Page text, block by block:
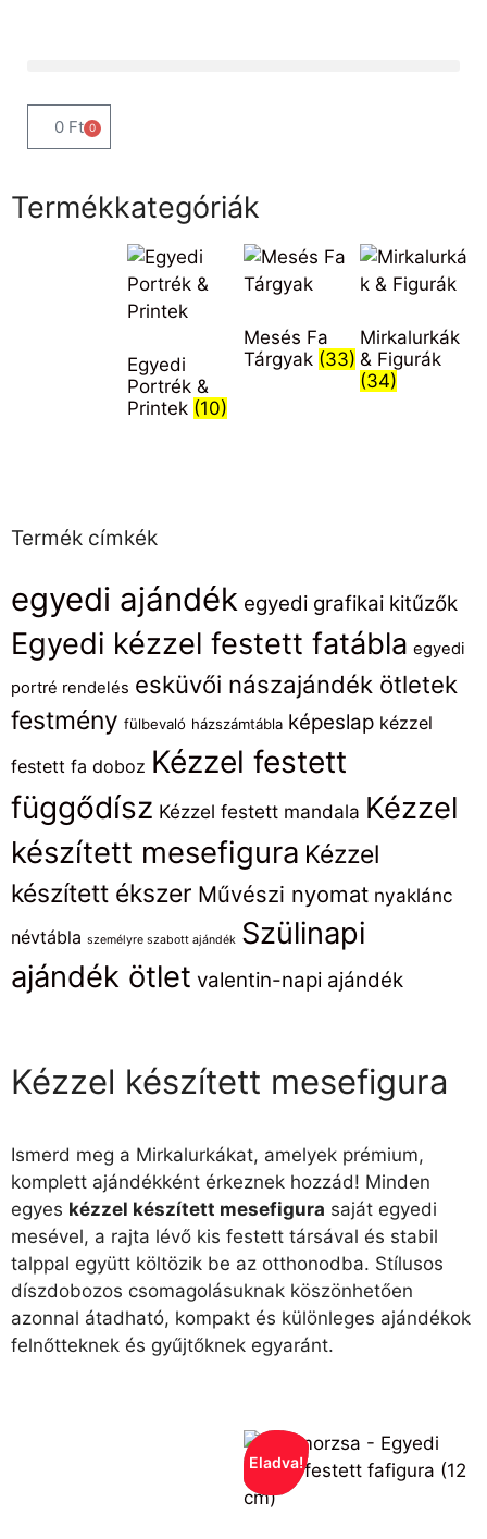
0 Ft 0
Termékkategóriák
Egyedi
Portrék &
Printek (10)
Mesés Fa
Tárgyak (33)
Mirkalurkák
& Figurák
(34)
Termék címkék
egyedi ajándék egyedi grafikai kitűzők
Egyedi kézzel festett fatábla egyedi
portré rendelés esküvői nászajándék ötletek
festmény fülbevaló házszámtábla képeslap kézzel
festett fa doboz Kézzel festett
függődísz Kézzel festett mandala Kézzel
készített mesefigura Kézzel
készített ékszer Művészi nyomat nyaklánc
névtábla személyre szabott ajándék Szülinapi
ajándék ötlet valentin-napi ajándék
Kézzel készített mesefigura
Ismerd meg a Mirkalurkákat, amelyek prémium,
komplett ajándékként érkeznek hozzád! Minden
egyes kézzel készített mesefigura saját egyedi
mesével, a rajta lévő kis festett társával és stabil
talppal együtt költözik be az otthonodba. Stílusos
díszdobozos csomagolásuknak köszönhetően
azonnal átadható, kompakt és különleges ajándékok
felnőtteknek és gyűjtőknek egyaránt.
Eladva!